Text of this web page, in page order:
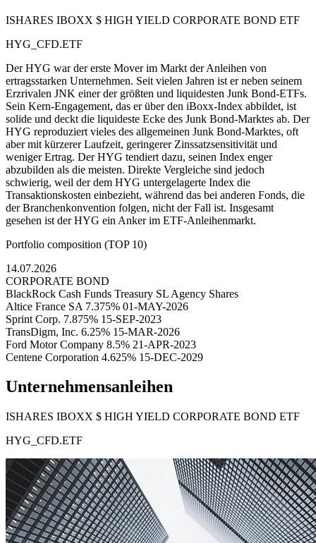
ISHARES IBOXX $ HIGH YIELD CORPORATE BOND ETF
HYG_CFD.ETF
Der HYG war der erste Mover im Markt der Anleihen von
ertragsstarken Unternehmen. Seit vielen Jahren ist er neben seinem
Erzrivalen JNK einer der größten und liquidesten Junk Bond-ETFs.
Sein Kern-Engagement, das er über den iBoxx-Index abbildet, ist
solide und deckt die liquideste Ecke des Junk Bond-Marktes ab. Der
HYG reproduziert vieles des allgemeinen Junk Bond-Marktes, oft
aber mit kürzerer Laufzeit, geringerer Zinssatzsensitivität und
weniger Ertrag. Der HYG tendiert dazu, seinen Index enger
abzubilden als die meisten. Direkte Vergleiche sind jedoch
schwierig, weil der dem HYG untergelagerte Index die
Transaktionskosten einbezieht, während das bei anderen Fonds, die
der Branchenkonvention folgen, nicht der Fall ist. Insgesamt
gesehen ist der HYG ein Anker im ETF-Anleihenmarkt.
Portfolio composition (TOP 10)
14.07.2026
CORPORATE BOND
BlackRock Cash Funds Treasury SL Agency Shares
Altice France SA 7.375% 01-MAY-2026
Sprint Corp. 7.875% 15-SEP-2023
TransDigm, Inc. 6.25% 15-MAR-2026
Ford Motor Company 8.5% 21-APR-2023
Centene Corporation 4.625% 15-DEC-2029
Unternehmensanleihen
ISHARES IBOXX $ HIGH YIELD CORPORATE BOND ETF
HYG_CFD.ETF